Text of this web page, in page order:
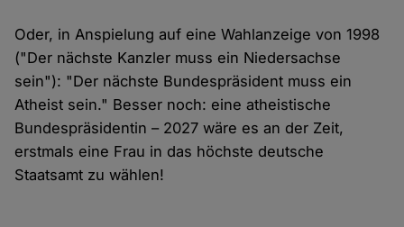
Oder, in Anspielung auf eine Wahlanzeige von 1998
("Der nächste Kanzler muss ein Niedersachse
sein"): "Der nächste Bundespräsident muss ein
Atheist sein." Besser noch: eine atheistische
Bundespräsidentin – 2027 wäre es an der Zeit,
erstmals eine Frau in das höchste deutsche
Staatsamt zu wählen!